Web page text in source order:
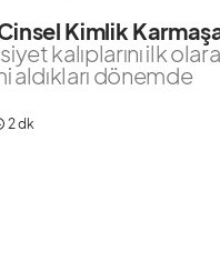
Kimlik
kalıplarını ilk
aldıkları dönemde
2 dk